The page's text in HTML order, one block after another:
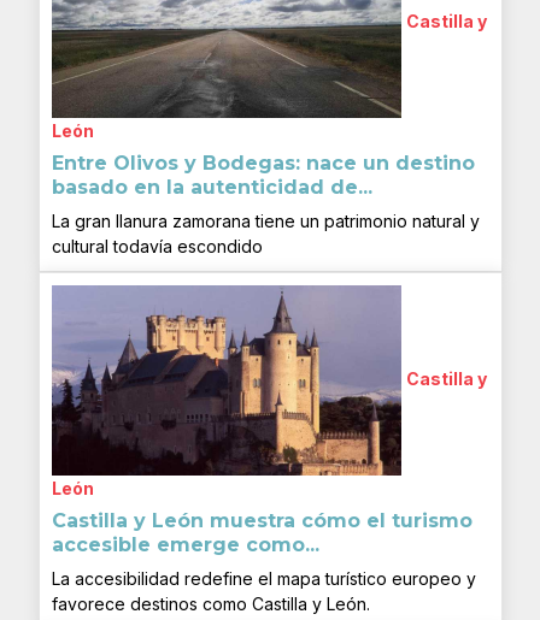
Castilla y
León
Entre Olivos y Bodegas: nace un destino
basado en la autenticidad de...
La gran llanura zamorana tiene un patrimonio natural y
cultural todavía escondido
Castilla y
León
Castilla y León muestra cómo el turismo
accesible emerge como...
La accesibilidad redefine el mapa turístico europeo y
favorece destinos como Castilla y León.